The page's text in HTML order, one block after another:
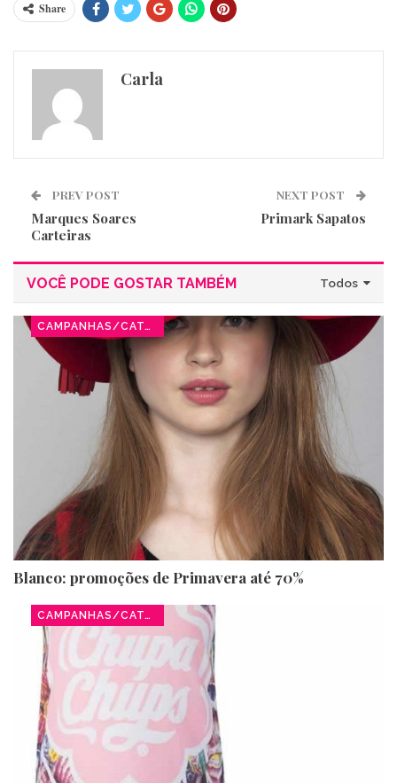
Share
Carla
PREV POST
Marques Soares
Carteiras
NEXT POST
Primark Sapatos
Todos
VOCÊ PODE GOSTAR TAMBÉM
CAMPANHAS/CATÁLOGOS
Blanco: promoções de Primavera até 70%
CAMPANHAS/CATÁLOGOS